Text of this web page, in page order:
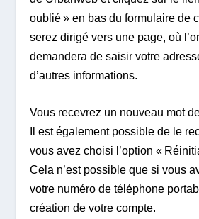
oublié » en bas du formulaire de
serez dirigé vers une page, où
demandera de saisir votre
d’autres informations.
Vous recevrez un nouveau mot
Il est également possible de le
vous avez choisi l’option «
Cela n’est possible que si vous
votre numéro de téléphone
création de votre compte.